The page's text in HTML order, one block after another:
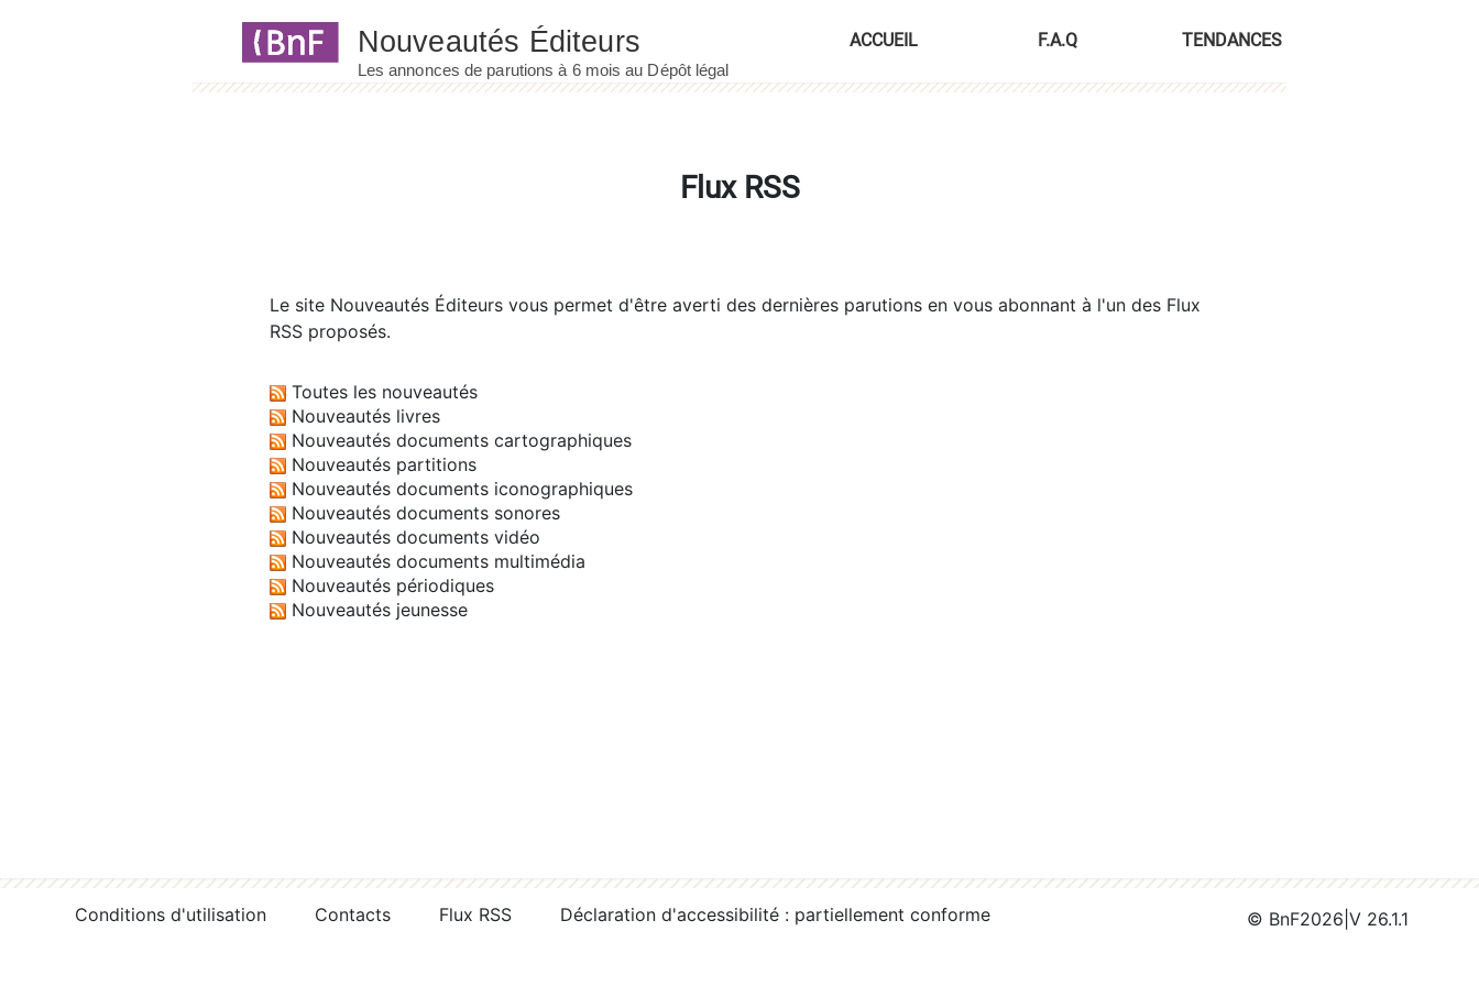
ACCUEIL F.A.Q TENDANCES
Flux RSS
Le site Nouveautés Éditeurs vous permet d'être averti des dernières parutions en vous abonnant à l'un des Flux
RSS proposés.
Toutes les nouveautés
Nouveautés livres
Nouveautés documents cartographiques
Nouveautés partitions
Nouveautés documents iconographiques
Nouveautés documents sonores
Nouveautés documents vidéo
Nouveautés documents multimédia
Nouveautés périodiques
Nouveautés jeunesse
Conditions d'utilisation Contacts Flux RSS Déclaration d'accessibilité : partiellement conforme © BnF2026 V 26.1.1